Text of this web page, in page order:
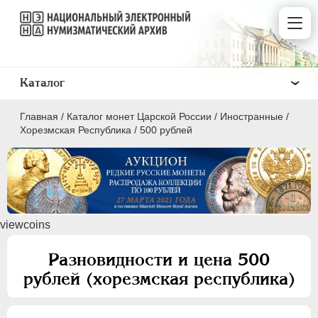
Главная / Каталог монет Царской России / Иностранные /
Хорезмская Республика / 500 рублей
viewcoins
Разновидности и цена 500
рублей (хорезмская республика)
Каталог
ПEТР I 1699 - 1725
ЕКАТЕРИНА I
АННА ИОАННОВНА 1730-1740
ИОАНН АНТОНОВИЧ 1740-1741